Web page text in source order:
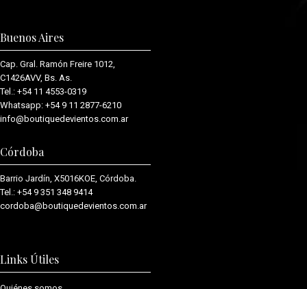
Buenos Aires
Cap. Gral. Ramón Freire 1012,
C1426AVV, Bs. As.
Tel.: +54 11 4553-0319
Whatsapp: +54 9 11 2877-6210
info@boutiquedevientos.com.ar
Córdoba
Barrio Jardín, X5016KOE, Córdoba.
Tel.: +54 9 351 348 9414
cordoba@boutiquedevientos.com.ar
Links Útiles